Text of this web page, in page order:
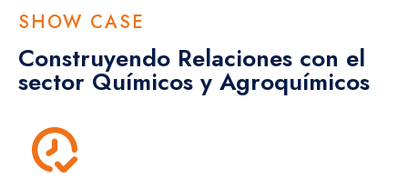
SHOW CASE
Construyendo Relaciones con el
sector Químicos y Agroquímicos